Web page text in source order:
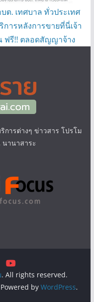
ต. เทศบาล ทั่วประเทศ
ารหลังการขายที่นี่เจ้า
ฟรี!! ตลอดสัญญาจ้าง
การต่างๆ ข่าวสาร โปรโม
นานาสาระ
. All rights reserved.
by WordPress.